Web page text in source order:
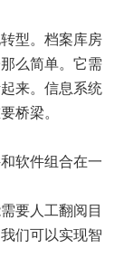
型。档案库房
么简单。它需
来。信息系统
桥梁。
软件组合在一
要人工翻阅目
们可以实现智